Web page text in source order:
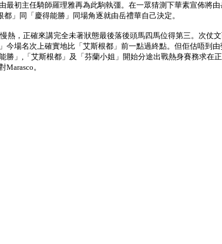
初主任騎師羅理雅再為此駒執彊。在一眾猜測下華素宣佈將
」同「慶得能勝」同場角逐就由岳禮華自己決定。
熱，正確來講完全未著狀態最後落後頭馬四馬位得第三。次仗
場名次上確實地比「艾斯根都」前一點過終點。但佢估唔到
」,「艾斯根都」及「芬蘭小姐」開始分途出戰熱身賽務求在
。